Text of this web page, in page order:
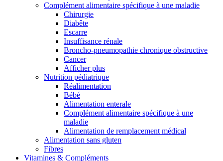
Complément alimentaire spécifique à une maladie
Chirurgie
Diabête
Escarre
Insuffisance rénale
Broncho-pneumopathie chronique obstructive
Cancer
Afficher plus
Nutrition pédiatrique
Réalimentation
Bébé
Alimentation enterale
Complément alimentaire spécifique à une
maladie
Alimentation de remplacement médical
Alimentation sans gluten
Fibres
Vitamines & Compléments